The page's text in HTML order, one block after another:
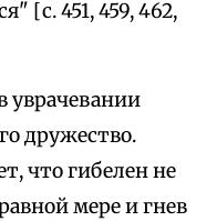
[с. 451, 459, 462,
уврачевании
дружество.
что гибелен не
мере и гнев